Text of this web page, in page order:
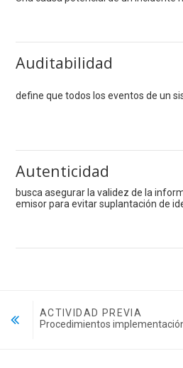
Auditabilidad
define que todos los eventos de un
Autenticidad
busca asegurar la validez de la
emisor para evitar suplantación de
ACTIVIDAD PREVIA
Procedimientos